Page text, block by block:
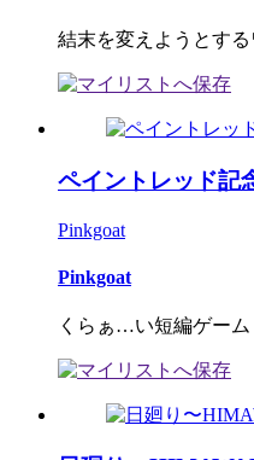
結末を変えようとす
ペイントレッド記
Pinkgoat
Pinkgoat
くらぁ…い短編ゲーム